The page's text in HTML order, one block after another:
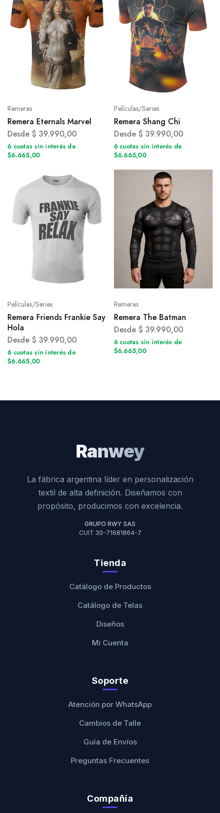
Remeras
Remera Eternals Marvel
Desde $ 39.990,00
6 cuotas sin interés de
$6.665,00
Películas/Series
Remera Shang Chi
Desde $ 39.990,00
6 cuotas sin interés de
$6.665,00
Películas/Series
Remera Friends Frankie Say
Hola
Desde $ 39.990,00
6 cuotas sin interés de
$6.665,00
Remeras
Remera The Batman
Desde $ 39.990,00
6 cuotas sin interés de
$6.665,00
Ranwey
La fábrica argentina líder en personalización
textil de alta definición. Diseñamos con
propósito, producimos con excelencia.
GRUPO RWY SAS
CUIT 30-71681864-7
Tienda
Catálogo de Productos
Catálogo de Telas
Diseños
Mi Cuenta
Soporte
Atención por WhatsApp
Cambios de Talle
Guía de Envíos
Preguntas Frecuentes
Compañía